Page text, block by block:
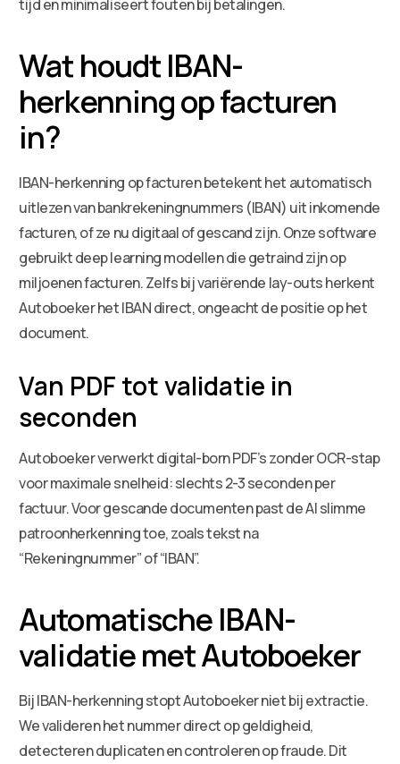
tijd en minimaliseert fouten bij betalingen.
Wat houdt IBAN-
herkenning op facturen
in?
IBAN-herkenning op facturen betekent het automatisch
uitlezen van bankrekeningnummers (IBAN) uit inkomende
facturen, of ze nu digitaal of gescand zijn. Onze software
gebruikt deep learning modellen die getraind zijn op
miljoenen facturen. Zelfs bij variërende lay-outs herkent
Autoboeker het IBAN direct, ongeacht de positie op het
document.
Van PDF tot validatie in
seconden
Autoboeker verwerkt digital-born PDF’s zonder OCR-stap
voor maximale snelheid: slechts 2-3 seconden per
factuur. Voor gescande documenten past de AI slimme
patroonherkenning toe, zoals tekst na
“Rekeningnummer” of “IBAN”.
Automatische IBAN-
validatie met Autoboeker
Bij IBAN-herkenning stopt Autoboeker niet bij extractie.
We valideren het nummer direct op geldigheid,
detecteren duplicaten en controleren op fraude. Dit